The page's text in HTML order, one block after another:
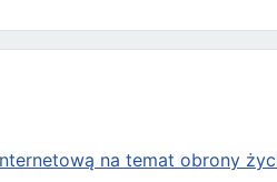
na temat obrony